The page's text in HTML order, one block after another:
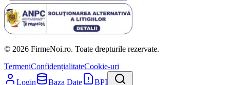
© 2026 FirmeNoi.ro. Toate drepturile rezervate.
TermeniConfidențialitateCookie-uri
Login
Baza Date BPI